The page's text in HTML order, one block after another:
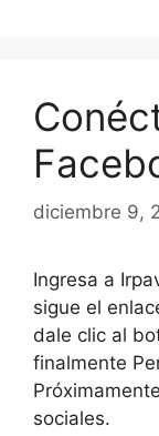
diciembre 9,
Ingresa a
sigue el
dale clic al
finalmente
sociales.